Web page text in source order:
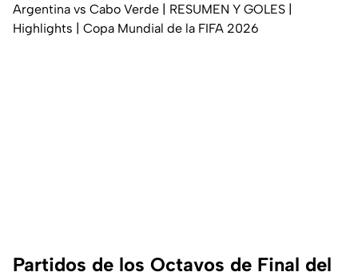
Argentina vs Cabo Verde | RESUMEN Y GOLES |
Highlights | Copa Mundial de la FIFA 2026
Partidos de los Octavos de Final del